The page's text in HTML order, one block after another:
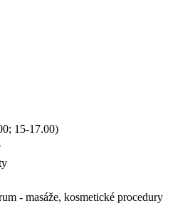
15-17.00)
- masáže, kosmetické procedury